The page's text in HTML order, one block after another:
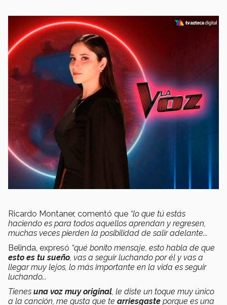
Ricardo Montaner, comentó que “lo que tú estás
haciendo es para todos aquellos aprendan y regresen,
muchas veces pierden la posibilidad de salir adelante...
Belinda, expresó “qué bonito mensaje, esto habla de que
esto es tu sueño, vas a seguir luchando por él y vas a
llegar muy lejos, lo más importante en la vida es seguir
luchando...
Tienes una voz muy original, le diste un toque muy único
a la canción, me gusta que te arriesgaste porque es una